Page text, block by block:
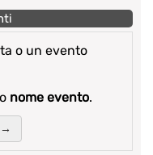
o un evento
o nome evento.
→